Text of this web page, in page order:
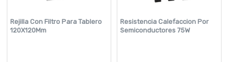
Rejilla Con Filtro Para Tablero
120X120Mm
Resistencia Calefaccion Por
Semiconductores 75W